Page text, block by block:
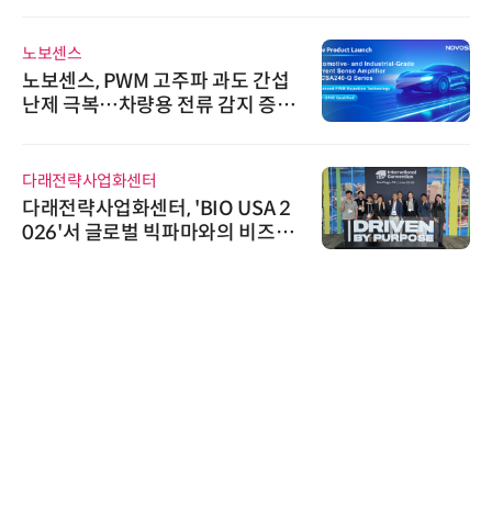
노보센스
노보센스, PWM 고주파 과도 간섭
난제 극복…차량용 전류 감지 증폭
다래전략사업화센터
다래전략사업화센터, 'BIO USA 2
026'서 글로벌 빅파마와의 비즈니